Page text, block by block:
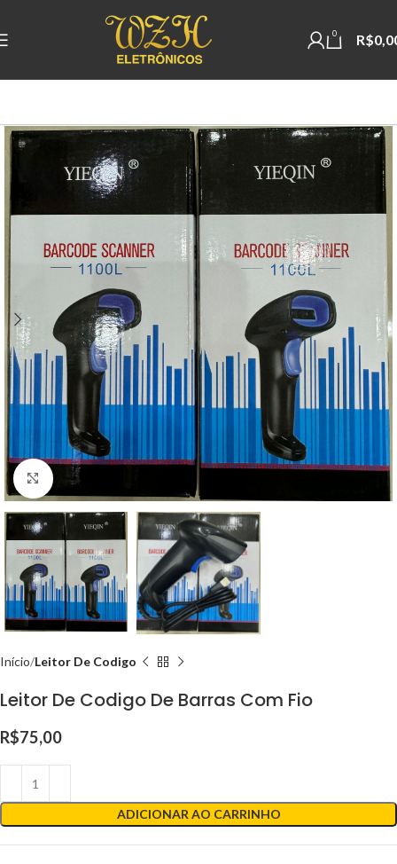
0 R$
Clique para ampliar
Início Leitor De Codigo
Leitor De Codigo De Barras Com Fio
R$75,00
ADICIONAR AO CARRINHO